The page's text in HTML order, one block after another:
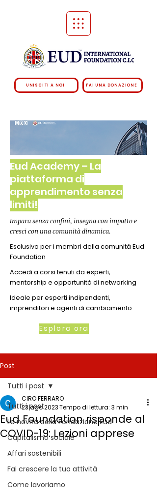
FAI UNA DONAZIONE
UNISCITI A NOI
Eud Academy – La
piattaforma di
apprendimento senza
limiti!
Impara senza confini, insegna con impatto e
cresci con una comunità dinamica.
Esclusivo per i membri della comunità Eud
Foundation
Accedi a corsi tenuti da esperti,
mentorship e opportunità di networking
Ideale per esperti indipendenti,
imprenditori e agenti di cambiamento
Esplora ora
Post
Tutti i post
Le novità della Fondazione Eud
Capitalismo sociale
Affari sostenibili
Fai crescere la tua attività
Come lavoriamo
Tutti i post
Eud Foundation risponde al
COVID-19: Lezioni apprese
CIRO FERRARO
23 ago 2023Tempo di lettura: 3 min